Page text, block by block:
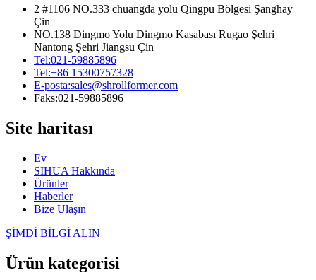
2 #1106 NO.333 chuangda yolu Qingpu Bölgesi Şanghay
Çin
NO.138 Dingmo Yolu Dingmo Kasabası Rugao Şehri
Nantong Şehri Jiangsu Çin
Tel:021-59885896
Tel:+86 15300757328
E-posta:sales@shrollformer.com
Faks:021-59885896
Site haritası
Ev
SIHUA Hakkında
Ürünler
Haberler
Bize Ulaşın
ŞİMDİ BİLGİ ALIN
Ürün kategorisi